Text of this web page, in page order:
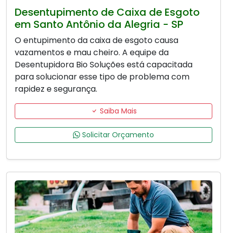
Desentupimento de Caixa de Esgoto
em Santo Antônio da Alegria - SP
O entupimento da caixa de esgoto causa
vazamentos e mau cheiro. A equipe da
Desentupidora Bio Soluções está capacitada
para solucionar esse tipo de problema com
rapidez e segurança.
Saiba Mais
Solicitar Orçamento